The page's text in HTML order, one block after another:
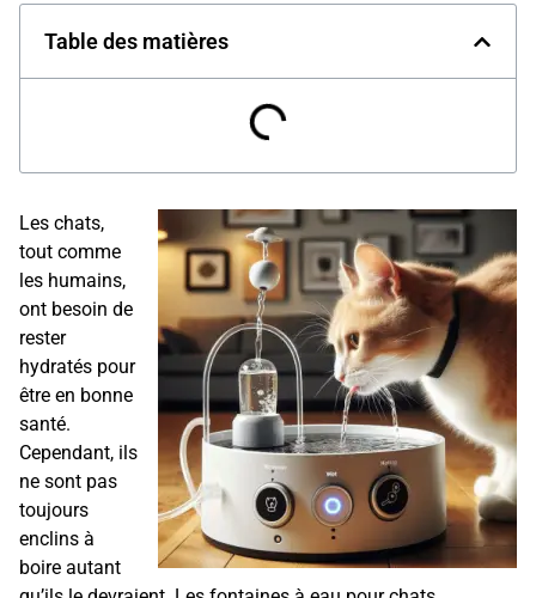
Table des matières
Les chats,
tout comme
les humains,
ont besoin de
rester
hydratés pour
être en bonne
santé.
Cependant, ils
ne sont pas
toujours
enclins à
boire autant